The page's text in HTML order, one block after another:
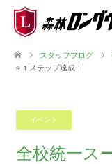
スタッフブログ
ｓｔステップ達成！
イベント
全校統一ス